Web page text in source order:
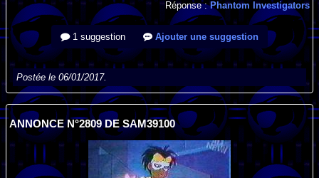
Réponse :Phantom Investigators
1 suggestion Ajouter une suggestion
Postée le 06/01/2017.
ANNONCE N°2809 DE SAM39100